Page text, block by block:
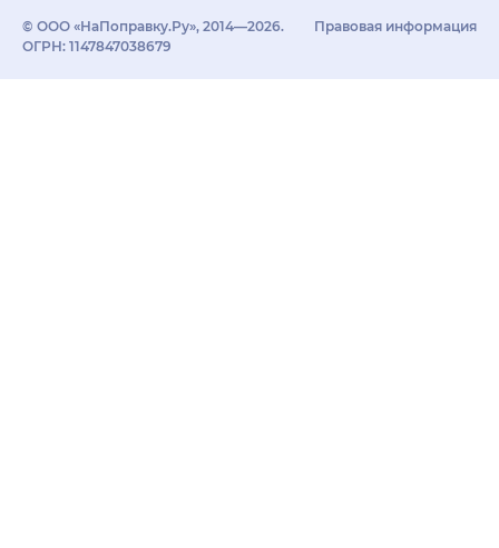
© ООО «НаПоправку.Ру», 2014—2026.
ОГРН: 1147847038679
Правовая информация